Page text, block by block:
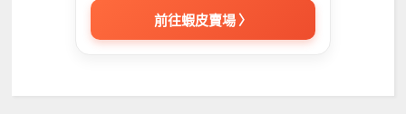
前往蝦皮賣場 〉